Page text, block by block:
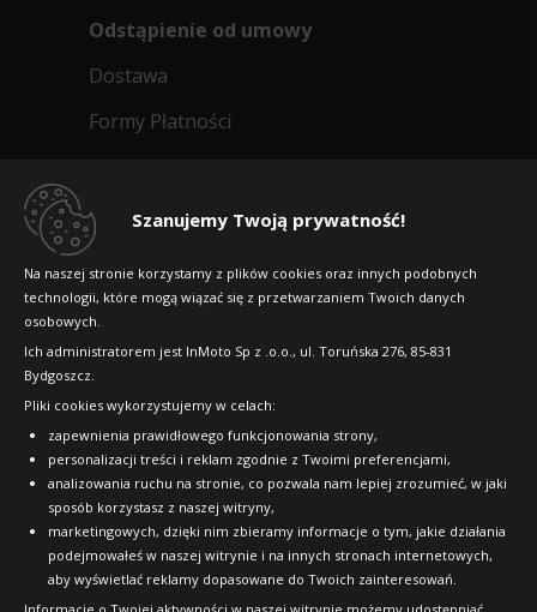
Szanujemy Twoją prywatność!
Na naszej stronie korzystamy z plików cookies oraz innych podobnych
technologii, które mogą wiązać się z przetwarzaniem Twoich danych
osobowych.
Ich administratorem jest InMoto Sp z .o.o., ul. Toruńska 276, 85-831
Bydgoszcz.
Pliki cookies wykorzystujemy w celach:
zapewnienia prawidłowego funkcjonowania strony,
personalizacji treści i reklam zgodnie z Twoimi preferencjami,
analizowania ruchu na stronie, co pozwala nam lepiej zrozumieć, w jaki
sposób korzystasz z naszej witryny,
marketingowych, dzięki nim zbieramy informacje o tym, jakie działania
podejmowałeś w naszej witrynie i na innych stronach internetowych,
aby wyświetlać reklamy dopasowane do Twoich zainteresowań.
Odstąpienie od umowy
Dostawa
Formy Płatności
Dlaczego warto kupić w 24opony.pl
Raty
FAQ
OFICJALNY PARTNER